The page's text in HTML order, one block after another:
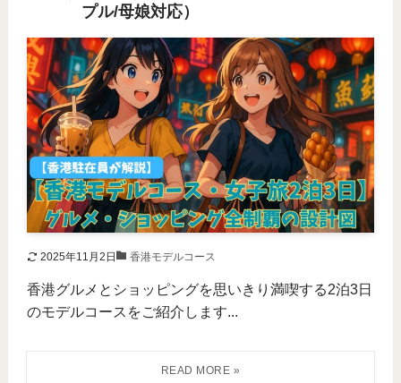
プル/母娘対応）
2025年11月2日 香港モデルコース
香港グルメとショッピングを思いきり満喫する2泊3日
のモデルコースをご紹介します...